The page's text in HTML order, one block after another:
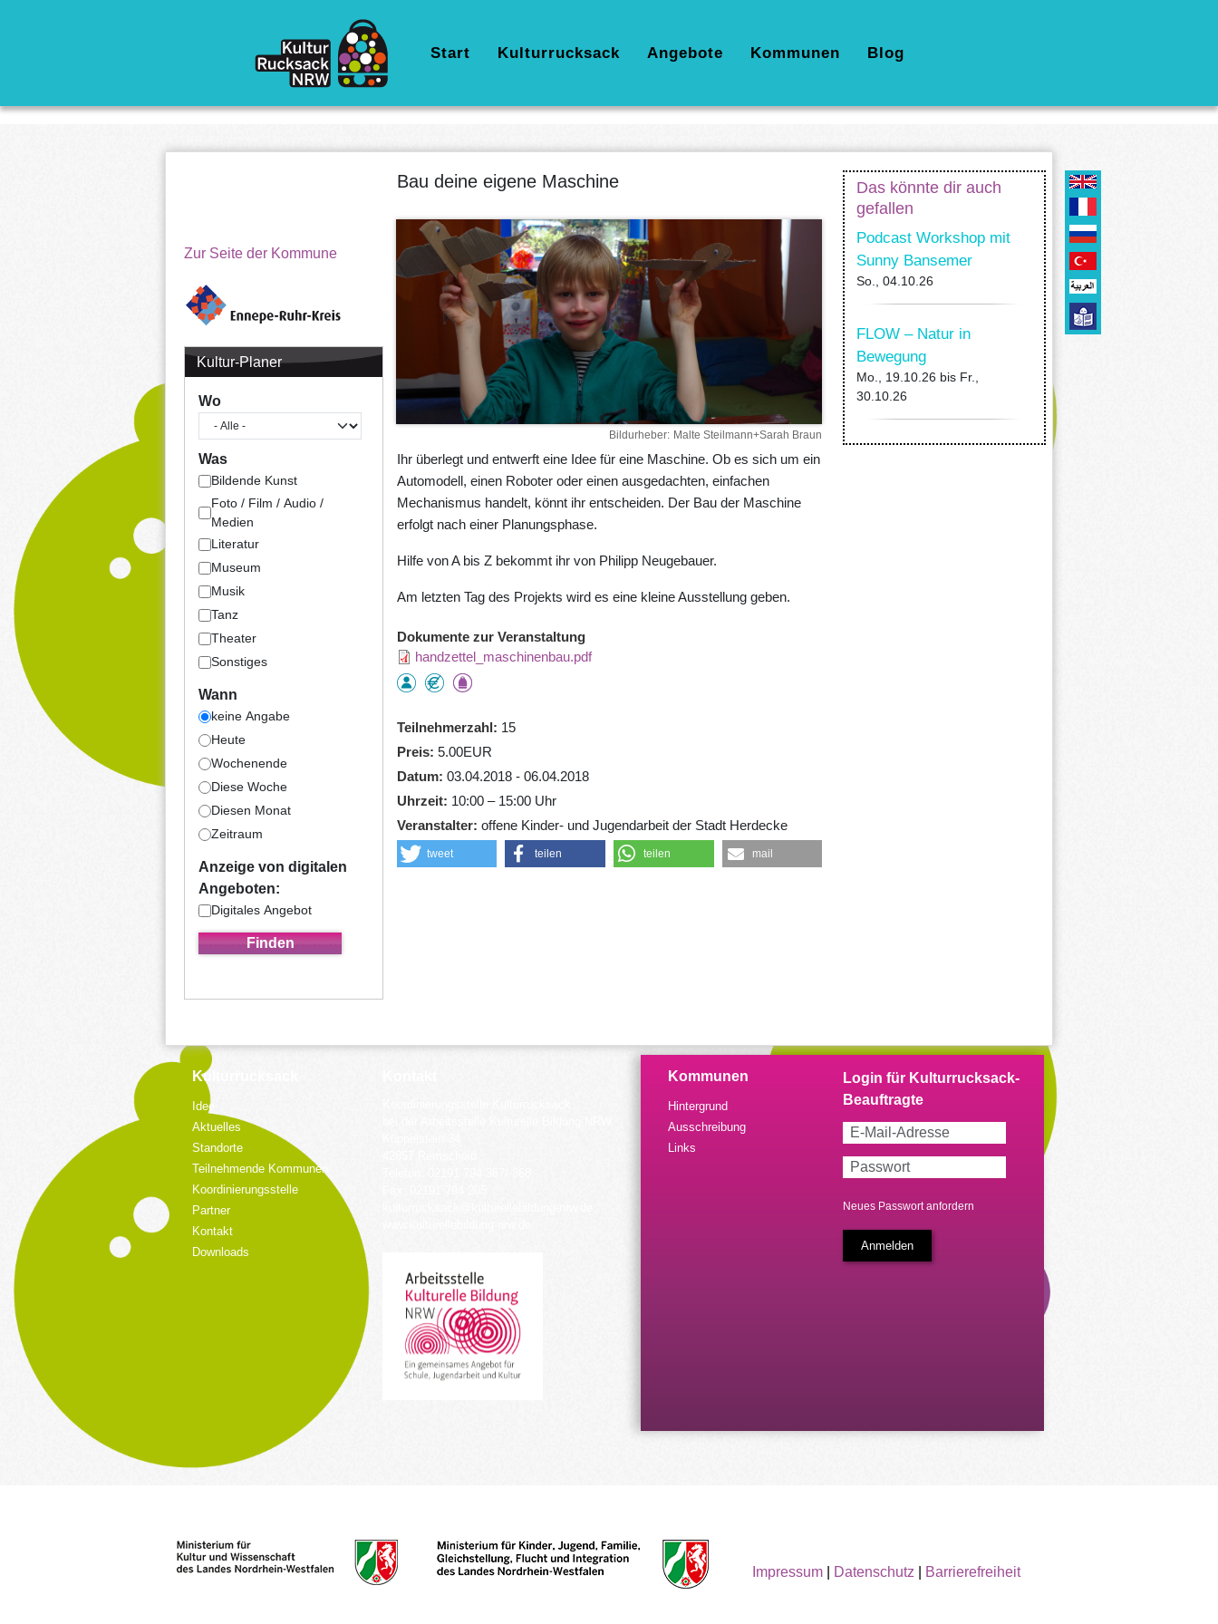
Hauptnavigation
Start Kulturrucksack Angebote Kommunen Blog
Zur Seite der Kommune
Kultur-Planer
Wo
Was
Bildende Kunst
Foto / Film / Audio /
Medien
Literatur
Museum
Musik
Tanz
Theater
Sonstiges
Wann
keine Angabe
Heute
Wochenende
Diese Woche
Diesen Monat
Zeitraum
Anzeige von digitalen
Angeboten:
Digitales Angebot
Bau deine eigene Maschine
Bildurheber Malte Steilmann+Sarah Braun
Ihr überlegt und entwerft eine Idee für eine Maschine. Ob es sich um ein
Automodell, einen Roboter oder einen ausgedachten, einfachen
Mechanismus handelt, könnt ihr entscheiden. Der Bau der Maschine
erfolgt nach einer Planungsphase.
Hilfe von A bis Z bekommt ihr von Philipp Neugebauer.
Am letzten Tag des Projekts wird es eine kleine Ausstellung geben.
Dokumente zur Veranstaltung
handzettel_maschinenbau.pdf
Teilnehmerzahl
15
Preis 5.00EUR
Datum 03.04.2018 - 06.04.2018
Uhrzeit
10:00 – 15:00 Uhr
Veranstalter offene Kinder- und Jugendarbeit der Stadt Herdecke
tweet teilen teilen mail
Das könnte dir auch
gefallen
Podcast Workshop mit
Sunny Bansemer
So., 04.10.26
FLOW – Natur in
Bewegung
Mo., 19.10.26 bis Fr.,
30.10.26
Kulturrucksack
Idee
Aktuelles
Standorte
Teilnehmende Kommunen
Koordinierungsstelle
Partner
Kontakt
Downloads
Kommunen
Hintergrund
Ausschreibung
Links
Neues Passwort anfordern
Impressum| Datenschutz Barrierefreiheit